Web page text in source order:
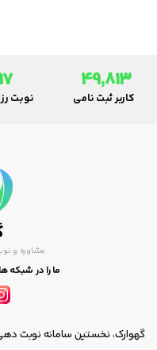
49,813
کاربر ثبت نامی نوبت
مشاوره و
ما را در شبکه
گهوارک، نخستین سامانه نوبت دهی